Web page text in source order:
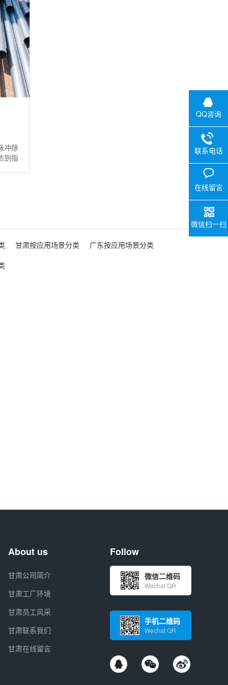
冲除
到指
甘肃按应用场景分类
广东按应用场景分类
About us
甘肃公司简介
甘肃工厂环境
甘肃员工风采
甘肃联系我们
甘肃在线留言
Follow
微信二维码
Wechat QR
手机二维码
Wechat QR
QQ咨询
联系电话
0757-
在线留言
微信扫一扫